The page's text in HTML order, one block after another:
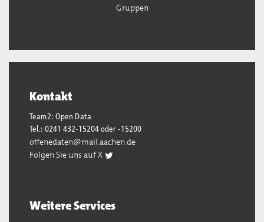
Gruppen
Kontakt
Team2: Open Data
Tel.: 0241 432-15204 oder -15200
offenedaten@mail.aachen.de
Folgen Sie uns auf X
Weitere Services